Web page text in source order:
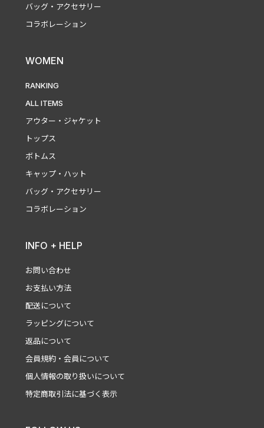
バッグ・アクセサリー
コラボレーション
WOMEN
RANKING
ALL ITEMS
アウター・ジャケット
トップス
ボトムス
キャップ・ハット
バッグ・アクセサリー
コラボレーション
INFO + HELP
お問い合わせ
お支払い方法
配送について
ラッピングについて
返品について
会員規約・会員について
個人情報の取り扱いについて
特定商取引法に基づく表示